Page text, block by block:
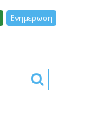
Ενημέρωση